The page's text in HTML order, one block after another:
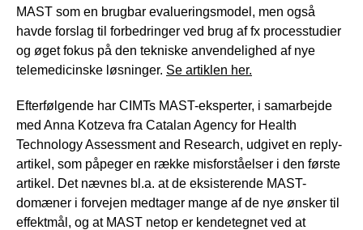
MAST som en brugbar evalueringsmodel, men også
havde forslag til forbedringer ved brug af fx processtudier
og øget fokus på den tekniske anvendelighed af nye
telemedicinske løsninger. Se artiklen her.
Efterfølgende har CIMTs MAST-eksperter, i samarbejde
med Anna Kotzeva fra Catalan Agency for Health
Technology Assessment and Research, udgivet en reply-
artikel, som påpeger en række misforståelser i den første
artikel. Det nævnes bl.a. at de eksisterende MAST-
domæner i forvejen medtager mange af de nye ønsker til
effektmål, og at MAST netop er kendetegnet ved at